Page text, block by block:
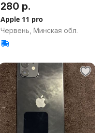
280 р.
Apple 11 pro
Червень, Минская обл.